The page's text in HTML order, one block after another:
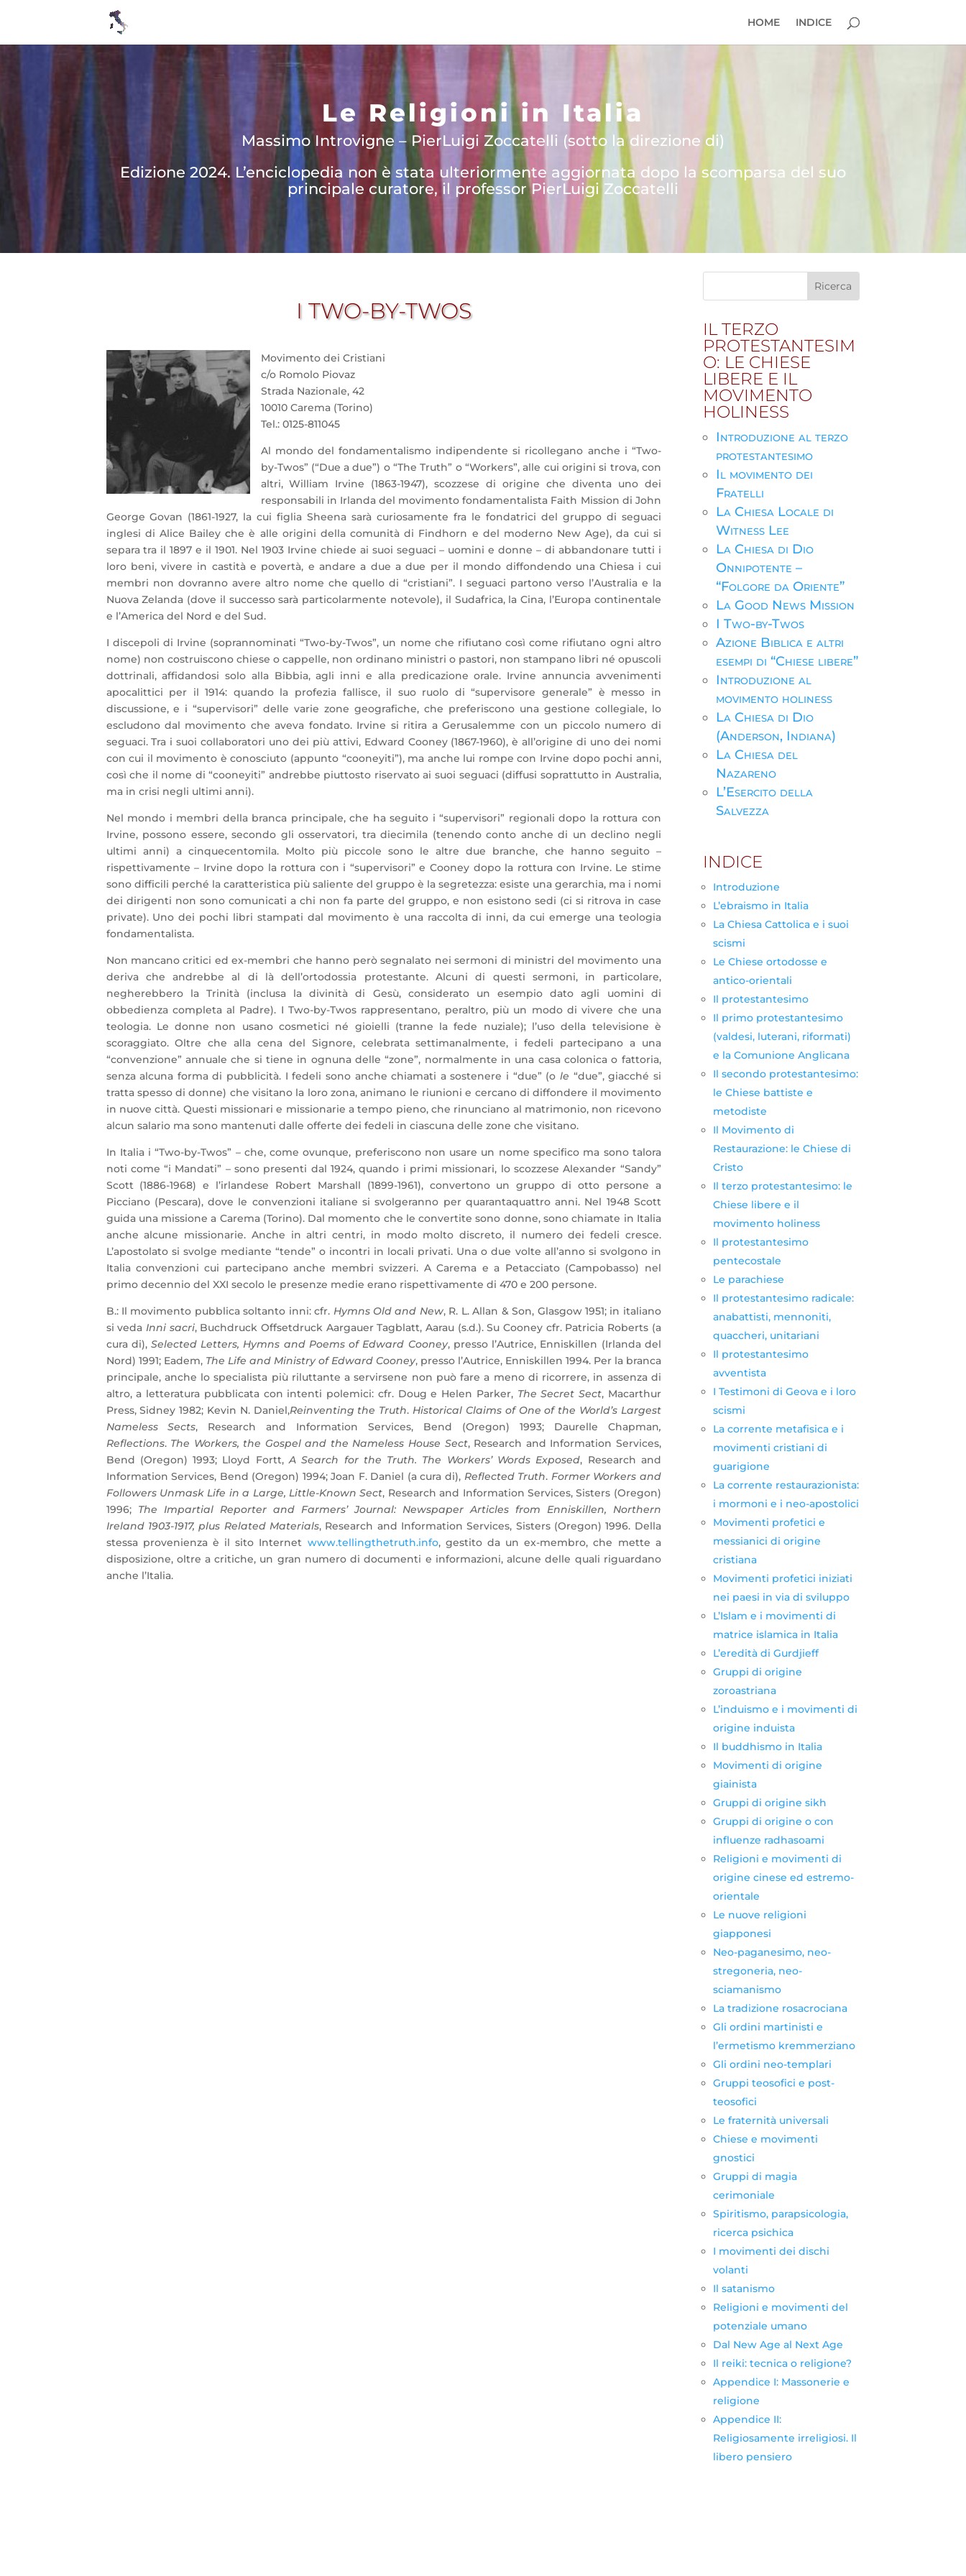
HOME INDICE
Le Religioni in Italia
Massimo Introvigne – PierLuigi Zoccatelli (sotto la direzione di)
Edizione 2024. L’enciclopedia non è stata ulteriormente aggiornata dopo la scomparsa del suo
principale curatore, il professor PierLuigi Zoccatelli
I TWO-BY-TWOS
Movimento dei Cristiani
c/o Romolo Piovaz
Strada Nazionale, 42
10010 Carema (Torino)
Tel.: 0125-811045
Al mondo del fondamentalismo indipendente si ricollegano anche i “Two-
by-Twos” (“Due a due”) o “The Truth” o “Workers”, alle cui origini si trova, con
altri, William Irvine (1863-1947), scozzese di origine che diventa uno dei
responsabili in Irlanda del movimento fondamentalista Faith Mission di John
George Govan (1861-1927, la cui figlia Sheena sarà curiosamente fra le fondatrici del gruppo di seguaci
inglesi di Alice Bailey che è alle origini della comunità di Findhorn e del moderno New Age), da cui si
separa tra il 1897 e il 1901. Nel 1903 Irvine chiede ai suoi seguaci – uomini e donne – di abbandonare tutti i
loro beni, vivere in castità e povertà, e andare a due a due per il mondo diffondendo una Chiesa i cui
membri non dovranno avere altro nome che quello di “cristiani”. I seguaci partono verso l’Australia e la
Nuova Zelanda (dove il successo sarà particolarmente notevole), il Sudafrica, la Cina, l’Europa continentale
e l’America del Nord e del Sud.
I discepoli di Irvine (soprannominati “Two-by-Twos”, un nome che rifiutano così come rifiutano ogni altro
nome) non costruiscono chiese o cappelle, non ordinano ministri o pastori, non stampano libri né opuscoli
dottrinali, affidandosi solo alla Bibbia, agli inni e alla predicazione orale. Irvine annuncia avvenimenti
apocalittici per il 1914: quando la profezia fallisce, il suo ruolo di “supervisore generale” è messo in
discussione, e i “supervisori” delle varie zone geografiche, che preferiscono una gestione collegiale, lo
escludono dal movimento che aveva fondato. Irvine si ritira a Gerusalemme con un piccolo numero di
seguaci. Tra i suoi collaboratori uno dei più attivi, Edward Cooney (1867-1960), è all’origine di uno dei nomi
con cui il movimento è conosciuto (appunto “cooneyiti”), ma anche lui rompe con Irvine dopo pochi anni,
così che il nome di “cooneyiti” andrebbe piuttosto riservato ai suoi seguaci (diffusi soprattutto in Australia,
ma in crisi negli ultimi anni).
Nel mondo i membri della branca principale, che ha seguito i “supervisori” regionali dopo la rottura con
Irvine, possono essere, secondo gli osservatori, tra diecimila (tenendo conto anche di un declino negli
ultimi anni) a cinquecentomila. Molto più piccole sono le altre due branche, che hanno seguito –
rispettivamente – Irvine dopo la rottura con i “supervisori” e Cooney dopo la rottura con Irvine. Le stime
sono difficili perché la caratteristica più saliente del gruppo è la segretezza: esiste una gerarchia, ma i nomi
dei dirigenti non sono comunicati a chi non fa parte del gruppo, e non esistono sedi (ci si ritrova in case
private). Uno dei pochi libri stampati dal movimento è una raccolta di inni, da cui emerge una teologia
fondamentalista.
Non mancano critici ed ex-membri che hanno però segnalato nei sermoni di ministri del movimento una
deriva che andrebbe al di là dell’ortodossia protestante. Alcuni di questi sermoni, in particolare,
negherebbero la Trinità (inclusa la divinità di Gesù, considerato un esempio dato agli uomini di
obbedienza completa al Padre). I Two-by-Twos rappresentano, peraltro, più un modo di vivere che una
teologia. Le donne non usano cosmetici né gioielli (tranne la fede nuziale); l’uso della televisione è
scoraggiato. Oltre che alla cena del Signore, celebrata settimanalmente, i fedeli partecipano a una
“convenzione” annuale che si tiene in ognuna delle “zone”, normalmente in una casa colonica o fattoria,
senza alcuna forma di pubblicità. I fedeli sono anche chiamati a sostenere i “due” (o le “due”, giacché si
tratta spesso di donne) che visitano la loro zona, animano le riunioni e cercano di diffondere il movimento
in nuove città. Questi missionari e missionarie a tempo pieno, che rinunciano al matrimonio, non ricevono
alcun salario ma sono mantenuti dalle offerte dei fedeli in ciascuna delle zone che visitano.
In Italia i “Two-by-Twos” – che, come ovunque, preferiscono non usare un nome specifico ma sono talora
noti come “i Mandati” – sono presenti dal 1924, quando i primi missionari, lo scozzese Alexander “Sandy”
Scott (1886-1968) e l’irlandese Robert Marshall (1899-1961), convertono un gruppo di otto persone a
Picciano (Pescara), dove le convenzioni italiane si svolgeranno per quarantaquattro anni. Nel 1948 Scott
guida una missione a Carema (Torino). Dal momento che le convertite sono donne, sono chiamate in Italia
anche alcune missionarie. Anche in altri centri, in modo molto discreto, il numero dei fedeli cresce.
L’apostolato si svolge mediante “tende” o incontri in locali privati. Una o due volte all’anno si svolgono in
Italia convenzioni cui partecipano anche membri svizzeri. A Carema e a Petacciato (Campobasso) nel
primo decennio del XXI secolo le presenze medie erano rispettivamente di 470 e 200 persone.
B.: Il movimento pubblica soltanto inni: cfr. Hymns Old and New, R. L. Allan & Son, Glasgow 1951; in italiano
si veda Inni sacri, Buchdruck Offsetdruck Aargauer Tagblatt, Aarau (s.d.). Su Cooney cfr. Patricia Roberts (a
cura di), Selected Letters, Hymns and Poems of Edward Cooney, presso l’Autrice, Enniskillen (Irlanda del
Nord) 1991; Eadem, The Life and Ministry of Edward Cooney, presso l’Autrice, Enniskillen 1994. Per la branca
principale, anche lo specialista più riluttante a servirsene non può fare a meno di ricorrere, in assenza di
altro, a letteratura pubblicata con intenti polemici: cfr. Doug e Helen Parker, The Secret Sect, Macarthur
Press, Sidney 1982; Kevin N. Daniel,Reinventing the Truth.Historical Claims of One of the World’s Largest
Nameless Sects, Research and Information Services, Bend (Oregon) 1993; Daurelle Chapman,
Reflections. The Workers, the Gospel and the Nameless House Sect, Research and Information Services,
Bend (Oregon) 1993; Lloyd Fortt,A Search for the Truth. The Workers’ Words Exposed, Research and
Information Services, Bend (Oregon) 1994; Joan F. Daniel (a cura di), Reflected Truth. Former Workers and
Followers Unmask Life in a Large, Little-Known Sect, Research and Information Services, Sisters (Oregon)
1996; The Impartial Reporter and Farmers’ Journal: Newspaper Articles from Enniskillen, Northern
Ireland 1903-1917, plus Related Materials, Research and Information Services, Sisters (Oregon) 1996. Della
stessa provenienza è il sito Internet www.tellingthetruth.info, gestito da un ex-membro, che mette a
disposizione, oltre a critiche, un gran numero di documenti e informazioni, alcune delle quali riguardano
anche l’Italia.
IL TERZO
PROTESTANTESIM
O: LE CHIESE
LIBERE E IL
MOVIMENTO
HOLINESS
Introduzione al terzo
protestantesimo
Il movimento dei
Fratelli
La Chiesa Locale di
Witness Lee
La Chiesa di Dio
Onnipotente –
“Folgore da Oriente”
La Good News Mission
I Two-by-Twos
Azione Biblica e altri
esempi di “Chiese libere”
Introduzione al
movimento holiness
La Chiesa di Dio
(Anderson, Indiana)
La Chiesa del
Nazareno
L’Esercito della
Salvezza
INDICE
Introduzione
L’ebraismo in Italia
La Chiesa Cattolica e i suoi
scismi
Le Chiese ortodosse e
antico-orientali
Il protestantesimo
Il primo protestantesimo
(valdesi, luterani, riformati)
e la Comunione Anglicana
Il secondo protestantesimo:
le Chiese battiste e
metodiste
Il Movimento di
Restaurazione: le Chiese di
Cristo
Il terzo protestantesimo: le
Chiese libere e il
movimento holiness
Il protestantesimo
pentecostale
Le parachiese
Il protestantesimo radicale:
anabattisti, mennoniti,
quaccheri, unitariani
Il protestantesimo
avventista
I Testimoni di Geova e i loro
scismi
La corrente metafisica e i
movimenti cristiani di
guarigione
La corrente restaurazionista:
i mormoni e i neo-apostolici
Movimenti profetici e
messianici di origine
cristiana
Movimenti profetici iniziati
nei paesi in via di sviluppo
L’Islam e i movimenti di
matrice islamica in Italia
L’eredità di Gurdjieff
Gruppi di origine
zoroastriana
L’induismo e i movimenti di
origine induista
Il buddhismo in Italia
Movimenti di origine
giainista
Gruppi di origine sikh
Gruppi di origine o con
influenze radhasoami
Religioni e movimenti di
origine cinese ed estremo-
orientale
Le nuove religioni
giapponesi
Neo-paganesimo, neo-
stregoneria, neo-
sciamanismo
La tradizione rosacrociana
Gli ordini martinisti e
l’ermetismo kremmerziano
Gli ordini neo-templari
Gruppi teosofici e post-
teosofici
Le fraternità universali
Chiese e movimenti
gnostici
Gruppi di magia
cerimoniale
Spiritismo, parapsicologia,
ricerca psichica
I movimenti dei dischi
volanti
Il satanismo
Religioni e movimenti del
potenziale umano
Dal New Age al Next Age
Il reiki: tecnica o religione?
Appendice I: Massonerie e
religione
Appendice II:
Religiosamente irreligiosi. Il
libero pensiero